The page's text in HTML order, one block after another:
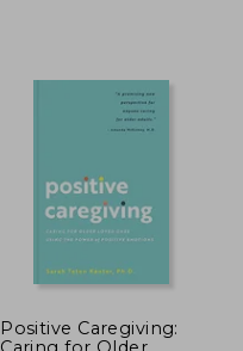
dcto.
Positive Caregiving: